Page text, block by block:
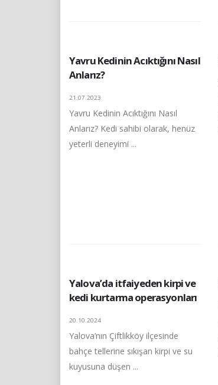
Yavru Kedinin Acıktığını Nasıl
Anlarız?
21.07.2023
Yavru Kedinin Acıktığını Nasıl
Anlarız? Kedi sahibi olarak, henüz
yeterli deneyimi ...
Yalova’da itfaiyeden kirpi ve
kedi kurtarma operasyonları
20.10.2024
Yalova’nın Çiftlikköy ilçesinde
bahçe tellerine sıkışan kirpi ve su
kuyusuna düşen ...